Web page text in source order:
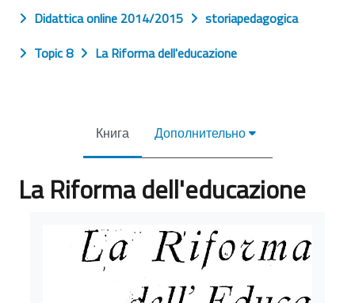
Didattica online 2014/2015
storiapedagogica
Topic 8
La Riforma dell'educazione
Книга Дополнительно
La Riforma dell'educazione